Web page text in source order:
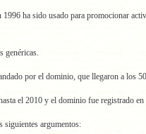
ha sido usado para promocionar
genéricas.
por el dominio, que llegaron a los
el 2010 y el dominio fue registrado en
siguientes argumentos: